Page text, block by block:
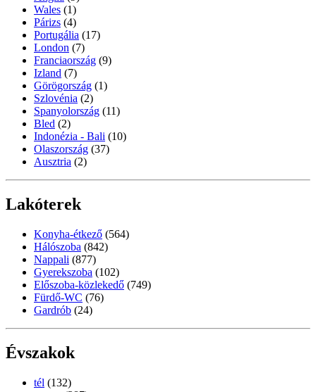
Wales (1)
Párizs (4)
Portugália (17)
London (7)
Franciaország (9)
Izland (7)
Görögország (1)
Szlovénia (2)
Spanyolország (11)
Bled (2)
Indonézia - Bali (10)
Olaszország (37)
Ausztria (2)
Lakóterek
Konyha-étkező (564)
Hálószoba (842)
Nappali (877)
Gyerekszoba (102)
Előszoba-közlekedő (749)
Fürdő-WC (76)
Gardrób (24)
Évszakok
tél (132)